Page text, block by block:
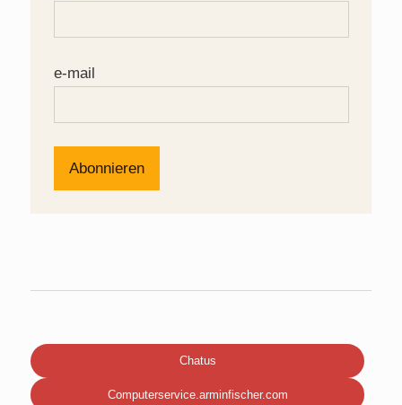
e-mail
Chatus
Computerservice.arminfischer.com